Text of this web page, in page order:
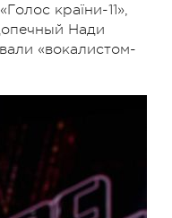
країни-11»,
Нади
«вокалистом-